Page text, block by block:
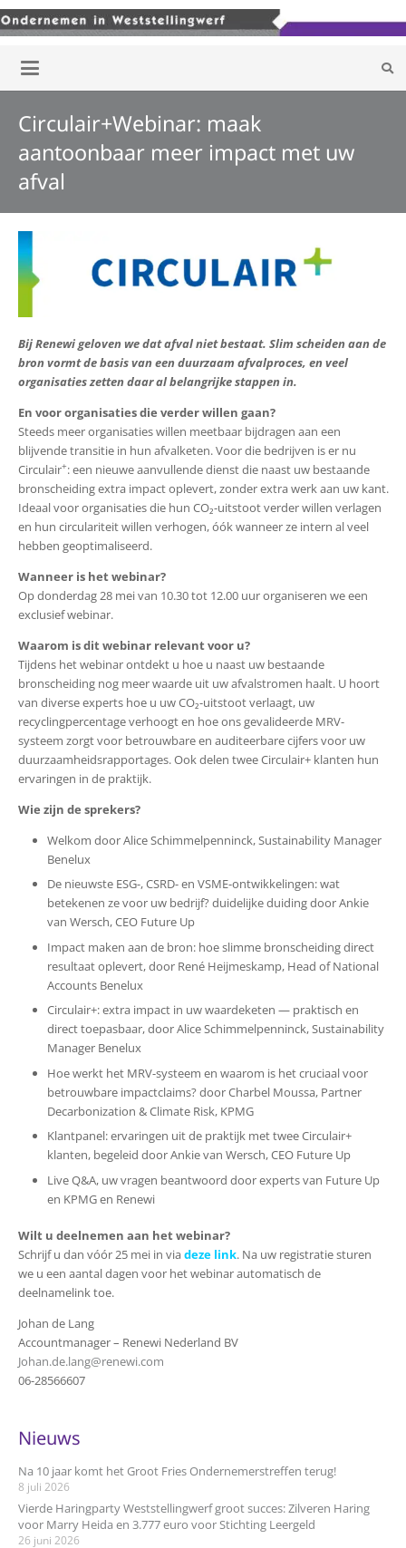
Circulair+Webinar: maak
aantoonbaar meer impact met uw
afval
Bij Renewi geloven we dat afval niet bestaat. Slim scheiden aan de
bron vormt de basis van een duurzaam afvalproces, en veel
organisaties zetten daar al belangrijke stappen in.
En voor organisaties die verder willen gaan?
Steeds meer organisaties willen meetbaar bijdragen aan een
blijvende transitie in hun afvalketen. Voor die bedrijven is er nu
Circulair+: een nieuwe aanvullende dienst die naast uw bestaande
bronscheiding extra impact oplevert, zonder extra werk aan uw kant.
Ideaal voor organisaties die hun CO₂-uitstoot verder willen verlagen
en hun circulariteit willen verhogen, óók wanneer ze intern al veel
hebben geoptimaliseerd.
Wanneer is het webinar?
Op donderdag 28 mei van 10.30 tot 12.00 uur organiseren we een
exclusief webinar.
Waarom is dit webinar relevant voor u?
Tijdens het webinar ontdekt u hoe u naast uw bestaande
bronscheiding nog meer waarde uit uw afvalstromen haalt. U hoort
van diverse experts hoe u uw CO₂-uitstoot verlaagt, uw
recyclingpercentage verhoogt en hoe ons gevalideerde MRV-
systeem zorgt voor betrouwbare en auditeerbare cijfers voor uw
duurzaamheidsrapportages. Ook delen twee Circulair+ klanten hun
ervaringen in de praktijk.
Wie zijn de sprekers?
Welkom door Alice Schimmelpenninck, Sustainability Manager
Benelux
De nieuwste ESG-, CSRD- en VSME-ontwikkelingen: wat
betekenen ze voor uw bedrijf? duidelijke duiding door Ankie
van Wersch, CEO Future Up
Impact maken aan de bron: hoe slimme bronscheiding direct
resultaat oplevert, door René Heijmeskamp, Head of National
Accounts Benelux
Circulair+: extra impact in uw waardeketen — praktisch en
direct toepasbaar, door Alice Schimmelpenninck, Sustainability
Manager Benelux
Hoe werkt het MRV-systeem en waarom is het cruciaal voor
betrouwbare impactclaims? door Charbel Moussa, Partner
Decarbonization & Climate Risk, KPMG
Klantpanel: ervaringen uit de praktijk met twee Circulair+
klanten, begeleid door Ankie van Wersch, CEO Future Up
Live Q&A, uw vragen beantwoord door experts van Future Up
en KPMG en Renewi
Wilt u deelnemen aan het webinar?
Schrijf u dan vóór 25 mei in viadeze link. Na uw registratie sturen
we u een aantal dagen voor het webinar automatisch de
deelnamelink toe.
Johan de Lang
Accountmanager – Renewi Nederland BV
Johan.de.lang@renewi.com
06-28566607
Nieuws
Na 10 jaar komt het Groot Fries Ondernemerstreffen terug!
8 juli 2026
Vierde Haringparty Weststellingwerf groot succes: Zilveren Haring
voor Marry Heida en 3.777 euro voor Stichting Leergeld
26 juni 2026